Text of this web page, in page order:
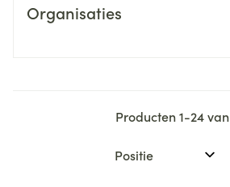
Organisaties
Producten1-24van
Sorteer op: